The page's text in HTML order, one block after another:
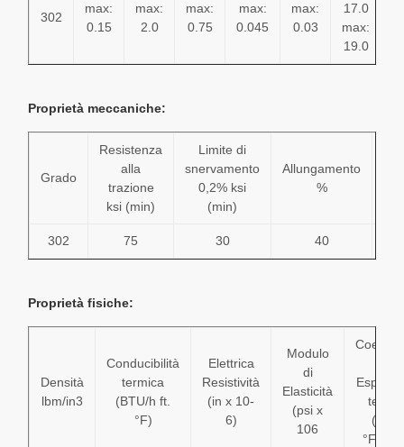
302
max:
0.15
max:
2.0
max:
0.75
max:
0.045
max:
0.03
17.0
max:
19.0
Proprietà meccaniche:
Grado
Resistenza
alla
trazione
ksi (min)
Limite di
snervamento
0,2% ksi
(min)
Allungamento
%
302 75 30 40
Proprietà fisiche:
Densità
lbm/in3
Conducibilità
termica
(BTU/h ft.
°F)
Elettrica
Resistività
(in x 10-
6)
Modulo
di
Elasticità
(psi x
106
(in/
°F x